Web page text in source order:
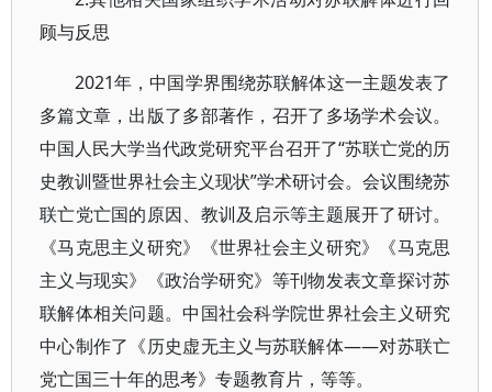
顾与反思
2021年，中国学界围绕苏联解体这一主题发表了
多篇文章，出版了多部著作，召开了多场学术会议。
中国人民大学当代政党研究平台召开了“苏联亡党的历
史教训暨世界社会主义现状”学术研讨会。会议围绕苏
联亡党亡国的原因、教训及启示等主题展开了研讨。
《马克思主义研究》《世界社会主义研究》《马克思
主义与现实》《政治学研究》等刊物发表文章探讨苏
联解体相关问题。中国社会科学院世界社会主义研究
中心制作了《历史虚无主义与苏联解体——对苏联亡
党亡国三十年的思考》专题教育片，等等。